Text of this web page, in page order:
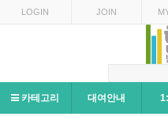
LOGIN JOIN
카테고리 대여안내